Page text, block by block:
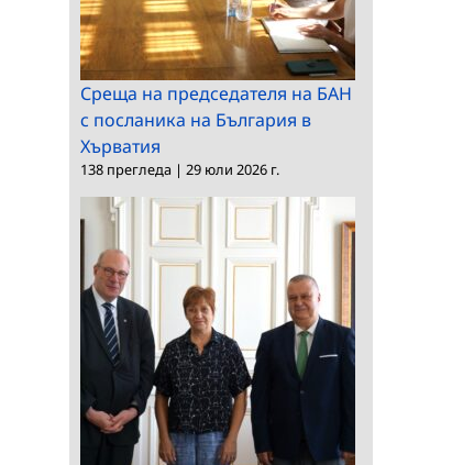
Среща на председателя на БАН
с посланика на България в
Хърватия
138 прегледа | 29 юли 2026 г.